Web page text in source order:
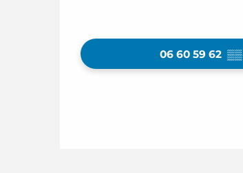
06 60 59 62 ▒▒